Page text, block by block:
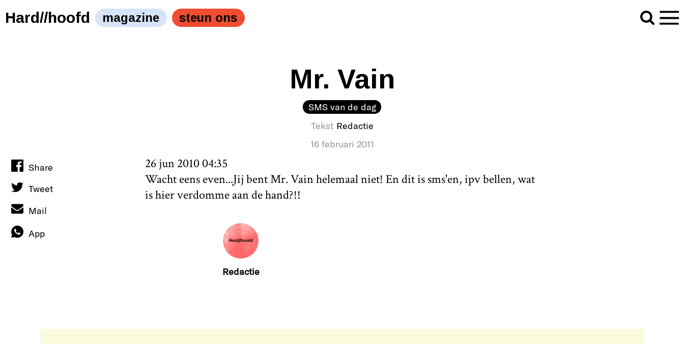
Hard//hoofd magazine steun ons
Mr. Vain
SMS van de dag
Tekst Redactie
16 februari 2011
26 jun 2010 04:35
Wacht eens even...Jij bent Mr. Vain helemaal niet! En dit is sms'en, ipv bellen, wat
is hier verdomme aan de hand?!!
Share
Tweet
Mail
App
Redactie